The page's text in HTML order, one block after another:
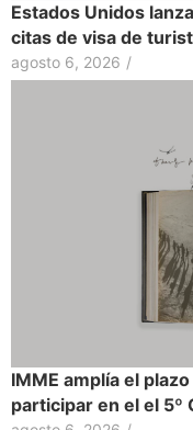
Estados Unidos
citas de visa de
agosto 6, 2026 /
IMME amplía el
participar en el el